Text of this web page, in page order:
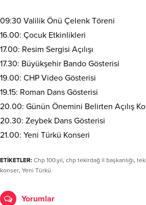
09:30 Valilik Önü Çelenk Töreni
16.00: Çocuk Etkinlikleri
17.00: Resim Sergisi Açılışı
17.30: Büyükşehir Bando Gösterisi
19.00: CHP Video Gösterisi
19.15: Roman Dans Gösterisi
20.00: Günün Önemini Belirten Açılış
20.30: Zeybek Dans Gösterisi
21.00: Yeni Türkü Konseri
ETİKETLER: Chp 100.yıl, chp tekirdağ il başkanlığı,
konser, Yeni Türkü
Yorumlar